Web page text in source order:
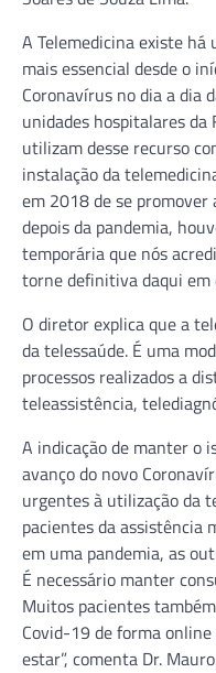
A Telemedicina existe
mais essencial desde o
Coronavírus no dia a dia
unidades hospitalares da
utilizam desse recurso
instalação da
em 2018 de se
depois da pandemia,
temporária que nós
torne definitiva daqui em
O diretor explica que a
da telessaúde. É uma
processos realizados a
teleassistência,
A indicação de manter o
avanço do novo
urgentes à utilização da
pacientes da assistência
em uma pandemia, as
É necessário manter
Muitos pacientes
Covid-19 de forma
estar”, comenta Dr.